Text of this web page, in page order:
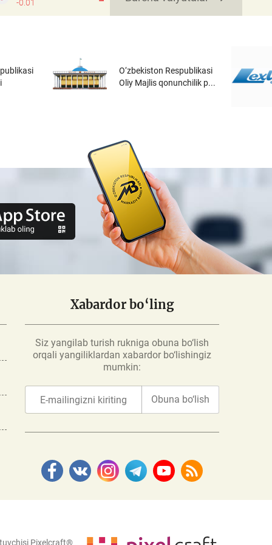
-0.01
O‘zbekiston Respublikasi
Oliy Majlis qonunchilik p...
Xabardor bo‘ling
Siz yangilab turish rukniga obuna bo‘lish
orqali yangiliklardan xabardor bo‘lishingiz
mumkin:
Obuna bo‘lish
Pixelcraft®